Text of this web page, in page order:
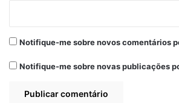
Notifique-me sobre novos comentários
Notifique-me sobre novas publicações